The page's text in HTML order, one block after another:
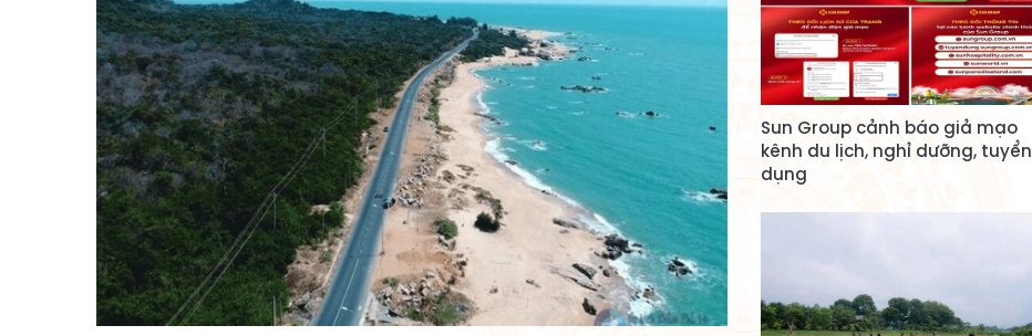
Sun Group cảnh báo giả mạo
kênh du lịch, nghỉ dưỡng, tuyển
dụng